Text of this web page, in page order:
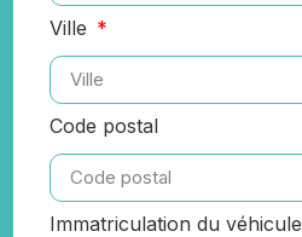
Ville
Code postal
Immatriculation du véhicule